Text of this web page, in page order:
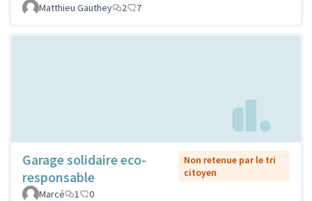
Matthieu Gauthey
2 7
Garage solidaire eco-
responsable
Non retenue par le tri
citoyen
Marcé
1 0